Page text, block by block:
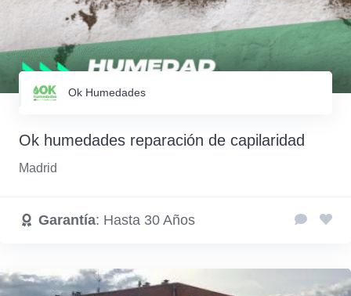
Ok Humedades
Ok humedades reparación de capilaridad
Madrid
Garantía: Hasta 30 Años